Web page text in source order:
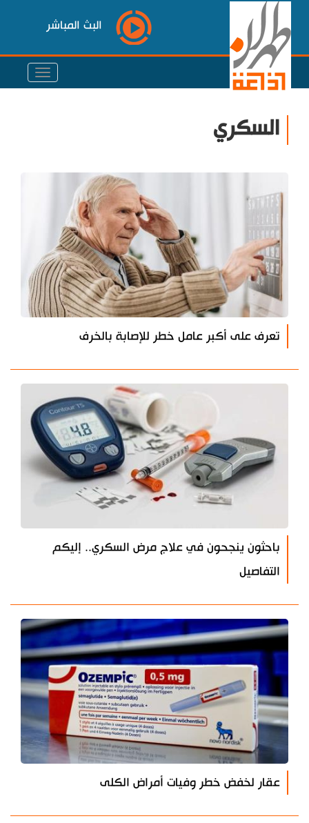
البث المباشر
السكري
تعرف على أكبر عامل خطر للإصابة بالخرف
باحثون ينجحون في علاج مرض السكري.. إليكم
التفاصيل
عقار لخفض خطر وفيات أمراض الكلى